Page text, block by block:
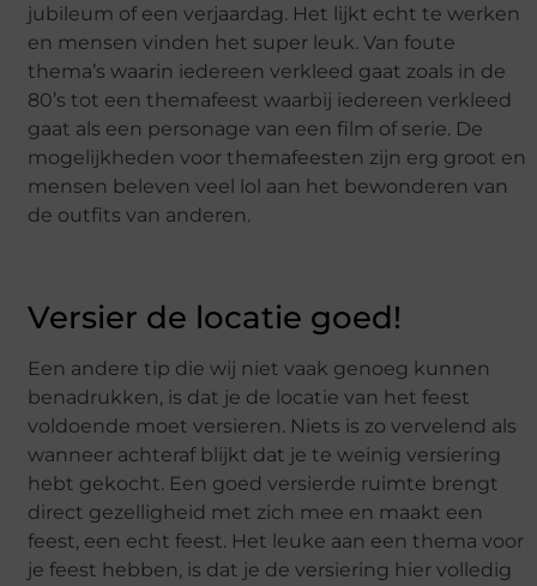
jubileum of een verjaardag. Het lijkt echt te werken
en mensen vinden het super leuk. Van foute
thema’s waarin iedereen verkleed gaat zoals in de
80’s tot een themafeest waarbij iedereen verkleed
gaat als een personage van een film of serie. De
mogelijkheden voor themafeesten zijn erg groot en
mensen beleven veel lol aan het bewonderen van
de outfits van anderen.
Versier de locatie goed!
Een andere tip die wij niet vaak genoeg kunnen
benadrukken, is dat je de locatie van het feest
voldoende moet versieren. Niets is zo vervelend als
wanneer achteraf blijkt dat je te weinig versiering
hebt gekocht. Een goed versierde ruimte brengt
direct gezelligheid met zich mee en maakt een
feest, een echt feest. Het leuke aan een thema voor
je feest hebben, is dat je de versiering hier volledig